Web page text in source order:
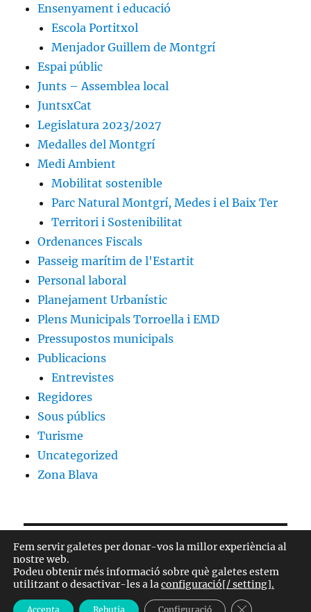
Ensenyament i educació
Escola Portitxol
Menjador Guillem de Montgrí
Espai públic
Junts – Assemblea local
JuntsxCat
Legislatura 2023/2027
Medalles del Montgrí
Medi Ambient
Mobilitat sostenible
Parc Natural Montgrí, Medes i el Baix Ter
Territori i Sostenibilitat
Ordenances Fiscals
Passeig marítim de l'Estartit
Personal laboral
Planejament Urbanístic
Plens Municipals Torroella i EMD
Pressupostos municipals
Publicacions
Entrevistes
Regidores
Sous públics
Turisme
Uncategorized
Zona Blava
Junts per Catalunya a Torroella de Montgrí i l'Estartit
Política de privacitat- Privacy Policy
Gràcies al WordPress
Fem servir galetes per donar-vos la millor experiència al
nostre web.
Podeu obtenir més informació sobre què galetes estem
utilitzant o desactivar-les a laconfiguració[/ setting].
Accepta Rebutja Configuració TANCA EL